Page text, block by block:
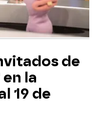
de
la
19 de